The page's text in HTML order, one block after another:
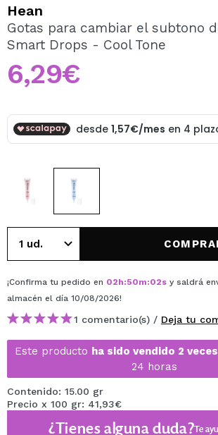
Al crear una cuenta en Maquillalia.com
tus compras rápidamente, revisar el
Hean
Gotas para cambiar el subtono
Smart Drops - Cool Tone
6,29€
¡Confirma tu pedido en 02h:50m:02s y saldrá
almacén el día 10/08/2026!
1 comentario(s) / Deja tu
Este producto ha sido vendido 2 veces
24 horas
Contenido: 15.00 gr
Precio x 100 gr: 41,93€
¿Tienes alguna duda?Te